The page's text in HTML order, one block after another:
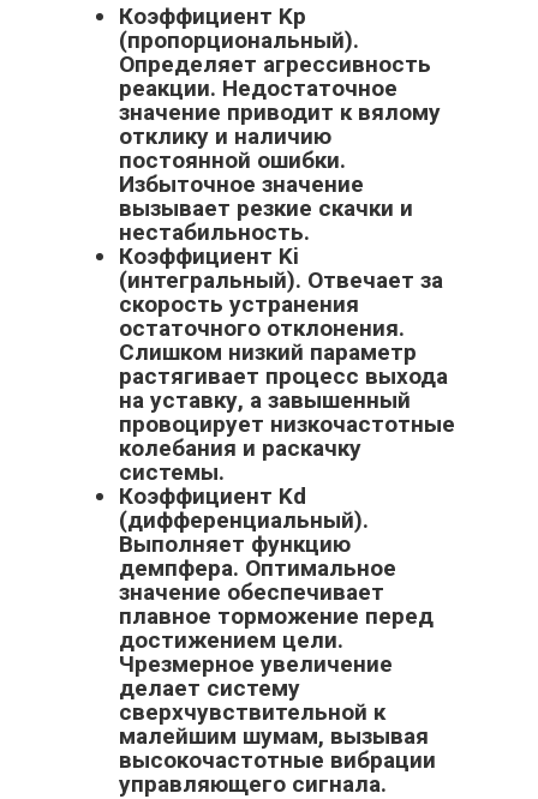
Коэффициент Kp
(пропорциональный).
Определяет агрессивность
реакции. Недостаточное
значение приводит к вялому
отклику и наличию
постоянной ошибки.
Избыточное значение
вызывает резкие скачки и
нестабильность.
Коэффициент Ki
(интегральный). Отвечает за
скорость устранения
остаточного отклонения.
Слишком низкий параметр
растягивает процесс выхода
на уставку, а завышенный
провоцирует низкочастотные
колебания и раскачку
системы.
Коэффициент Kd
(дифференциальный).
Выполняет функцию
демпфера. Оптимальное
значение обеспечивает
плавное торможение перед
достижением цели.
Чрезмерное увеличение
делает систему
сверхчувствительной к
малейшим шумам, вызывая
высокочастотные вибрации
управляющего сигнала.